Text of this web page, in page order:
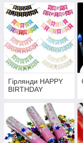
Гірлянди HAPPY
BIRTHDAY